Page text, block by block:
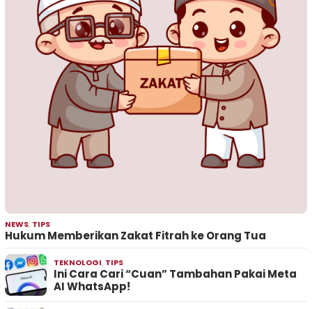
NEWS, TIPS
Hukum Memberikan Zakat Fitrah ke Orang Tua
TEKNOLOGI, TIPS
Ini Cara Cari “Cuan” Tambahan Pakai Meta
AI WhatsApp!